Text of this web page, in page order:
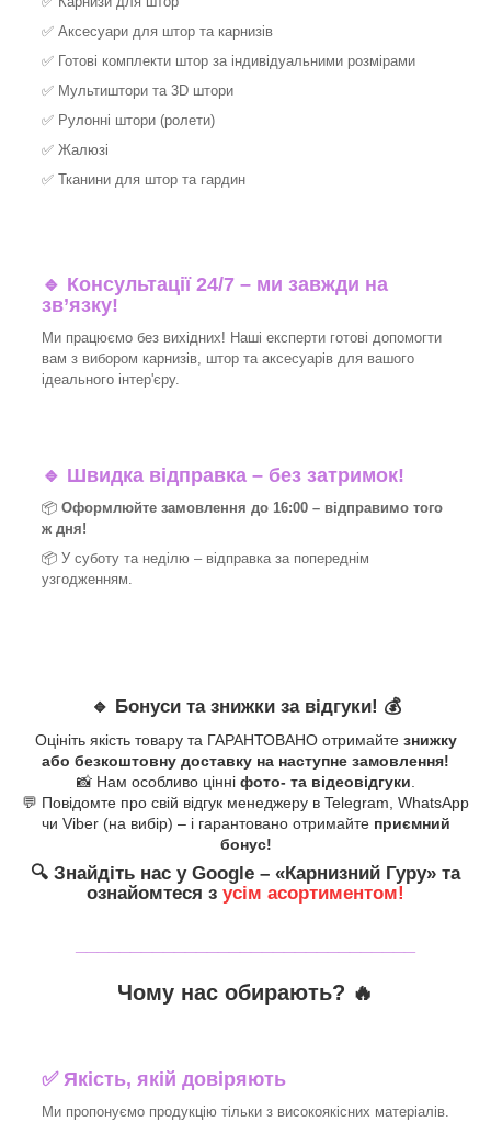
✅ Аксесуари для штор та карнизів
✅ Готові комплекти штор за індивідуальними розмірами
✅ Мультиштори та 3D штори
✅ Рулонні штори (ролети)
✅ Жалюзі
✅ Тканини для штор та гардин
🔹 Консультації 24/7 – ми завжди на
зв’язку!
Ми працюємо без вихідних! Наші експерти готові допомогти
вам з вибором карнизів, штор та аксесуарів для вашого
ідеального інтер'єру.​
🔹 Швидка відправка – без затримок!
📦 Оформлюйте замовлення до 16:00 – відправимо того
ж дня!
📦 У суботу та неділю – відправка за попереднім
узгодженням.
🔹 Бонуси та знижки за відгуки! 💰
Оцініть якість товару та ГАРАНТОВАНО отримайте знижку
або безкоштовну доставку на наступне замовлення!
📸 Нам особливо цінні фото- та відеовідгуки
💬 Повідомте про свій відгук менеджеру в Telegram, WhatsApp
чи Viber (на вибір) – і гарантовано отримайте приємний
бонус!
🔍 Знайдіть нас у Google – «Карнизний Гуру» та
ознайомтеся з усім асортиментом!
Чому нас обирають? 🔥
✅Якість, якій довіряють
Ми пропонуємо продукцію тільки з високоякісних матеріалів.